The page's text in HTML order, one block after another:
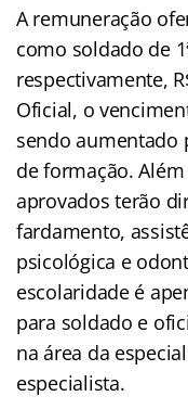
A remuneração
como soldado de
respectivamente,
Oficial, o
sendo aumentado
de formação.
aprovados terão
fardamento,
psicológica e
escolaridade é
para soldado e
na área da
especialista.